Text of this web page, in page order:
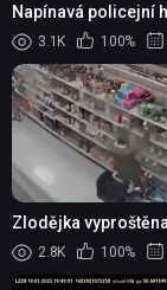
Napínavá policejní
3.1K 100%
Zlodějka
honičce v jižní
2.8K 100%